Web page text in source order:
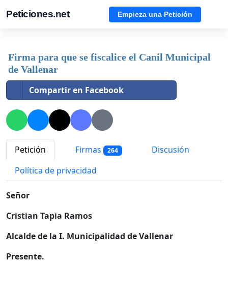
Peticiones.net Empieza una Petición
Firma para que se fiscalice el Canil Municipal
de Vallenar
Compartir en Facebook
Petición Firmas 264
Discusión
Política de privacidad
Señor
Cristian Tapia Ramos
Alcalde de la I. Municipalidad de Vallenar
Presente.